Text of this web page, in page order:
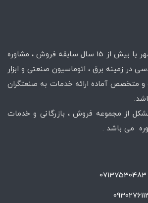
شرکت آریا الکتریک مهر با بیش از 15 سال سابقه فروش ، مشاوره
در زمینه برق ، اتوماسیون صنعتی و ابزار
متخصص آماده ارائه خدمات به صنعتگران
از مجموعه فروش ، بازرگانی و خدمات
می باشد .